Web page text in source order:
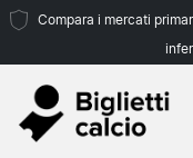
Compara i mercati